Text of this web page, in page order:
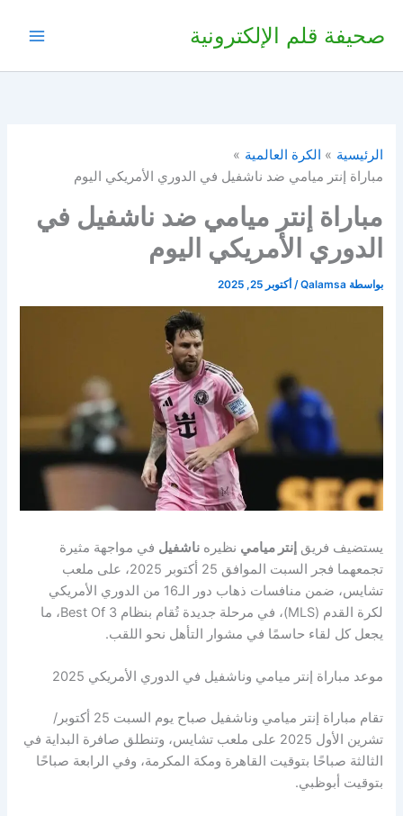
صحيفة قلم الإلكترونية
الرئيسية
الكرة العالمية
مباراة إنتر ميامي ضد ناشفيل في الدوري الأمريكي اليوم
مباراة إنتر ميامي ضد ناشفيل في
الدوري الأمريكي اليوم
بواسطة Qalamsa
/ أكتوبر 25, 2025
يستضيف فريقإنتر ميامي نظيرهناشفيل في مواجهة مثيرة
تجمعهما فجر السبت الموافق 25 أكتوبر 2025، على ملعب
تشايس، ضمن منافسات ذهاب دور الـ16 من الدوري الأمريكي
لكرة القدم (MLS)، في مرحلة جديدة تُقام بنظام Best Of 3، ما
يجعل كل لقاء حاسمًا في مشوار التأهل نحو اللقب.
موعد مباراة إنتر ميامي وناشفيل في الدوري الأمريكي 2025
تقام مباراة إنتر ميامي وناشفيل صباح يوم السبت 25 أكتوبر/
تشرين الأول 2025 على ملعب تشايس، وتنطلق صافرة البداية في
الثالثة صباحًا بتوقيت القاهرة ومكة المكرمة، وفي الرابعة صباحًا
بتوقيت أبوظبي.